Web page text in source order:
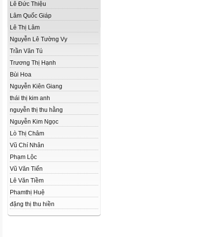
Lê Đức Thiệu
Lâm Quốc Giáp
Lê Thị Lâm
Nguyễn Lê Tường Vy
Trần Văn Tú
Trương Thị Hạnh
Bùi Hoa
Nguyễn Kiên Giang
thái thị kim anh
nguyễn thị thu hằng
Nguyễn Kim Ngọc
Lò Thị Châm
Vũ Chí Nhân
Phạm Lộc
Vũ Văn Tiến
Lê Văn Tiềm
Phamthị Huệ
đặng thị thu hiền